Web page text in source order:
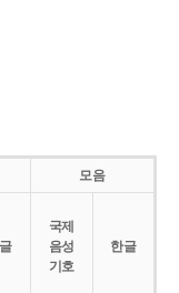
모음
국제
음성
기호
한글